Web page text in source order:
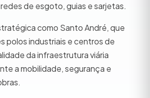
de esgoto, guias e sarjetas.
como Santo André, que
polos industriais e centros de
da infraestrutura viária
a mobilidade, segurança e